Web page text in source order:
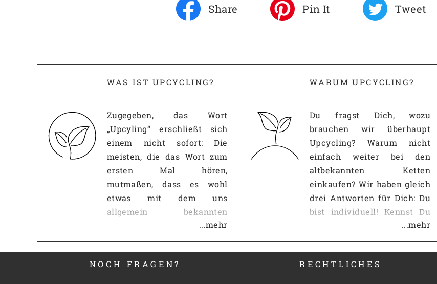
Artikel-Nr.: SF10037
Share Pin It Tweet
WAS IST UPCYCLING?
Zugegeben, das Wort
„Upcyling“ erschließt sich
einem nicht sofort: Die
meisten, die das Wort zum
ersten Mal hören,
mutmaßen, dass es wohl
etwas mit dem uns
allgemein bekannten
Recycling zu tun haben
muss. Diese Vermutung ist
erst einmal richtig: Wie beim
Recycling, geht es beim
...mehr
WARUM UPCYCLING?
Du fragst Dich, wozu
brauchen wir überhaupt
Upcycling? Warum nicht
einfach weiter bei den
altbekannten Ketten
einkaufen? Wir haben gleich
drei Antworten für Dich: Du
bist individuell! Kennst Du
das? Du gehst in eine andere
Wohnung und im
Wohnzimmer steht der
gleiche IKEA-Schrank wie
...mehr
NOCH FRAGEN? RECHTLICHES